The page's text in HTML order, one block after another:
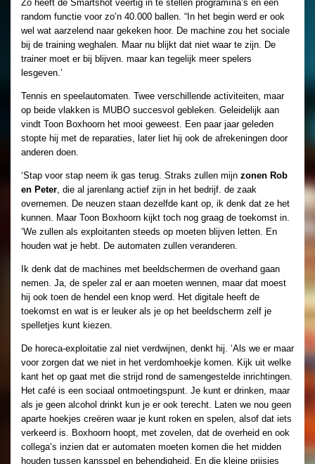
Zo heeft de Smartshot veertig in te stellen programına’s en een
random functie voor zo’n 40.000 ballen. “In het begin werd er ook
wel wat aarzelend naar gekeken hoor. De machine zou het sociale
bij de training weghalen. Maar nu blijkt dat niet waar te zijn. De
trainer moet er bij blijven. maar kan tegelijk meer spelers
lesgeven.’
Tennis en speelautomaten. Twee verschillende activiteiten, maar
op beide vlakken is MUBO succesvol gebleken. Geleidelijk aan
vindt Toon Boxhoorn het mooi geweest. Een paar jaar geleden
stopte hij met de reparaties, later liet hij ook de afrekeningen door
anderen doen.
‘Stap voor stap neem ik gas terug. Straks zullen mijn zonen Rob
en Peter, die al jarenlang actief zijn in het bedrijf. de zaak
overnemen. De neuzen staan dezelfde kant op, ik denk dat ze het
kunnen. Maar Toon Boxhoorn kijkt toch nog graag de toekomst in.
‘We zullen als exploitanten steeds op moeten blijven letten. En
houden wat je hebt. De automaten zullen veranderen.
Ik denk dat de machines met beeldschermen de overhand gaan
nemen. Ja, de speler zal er aan moeten wennen, maar dat moest
hij ook toen de hendel een knop werd. Het digitale heeft de
toekomst en wat is er leuker als je op het beeldscherm zelf je
spelletjes kunt kiezen.
De horeca-exploitatie zal niet verdwijnen, denkt hij. ‘Als we er maar
voor zorgen dat we niet in het verdomhoekje komen. Kijk uit welke
kant het op gaat met die strijd rond de samengestelde inrichtingen.
Het café is een sociaal ontmoetingspunt. Je kunt er drinken, maar
als je geen alcohol drinkt kun je er ook terecht. Laten we nou geen
aparte hoekjes creëren waar je kunt roken en spelen, alsof dat iets
verkeerd is. Boxhoorn hoopt, met zovelen, dat de overheid en ook
collega’s inzien dat er automaten moeten komen die het midden
houden tussen kansspel en behendigheid. En die kleine prijsjes